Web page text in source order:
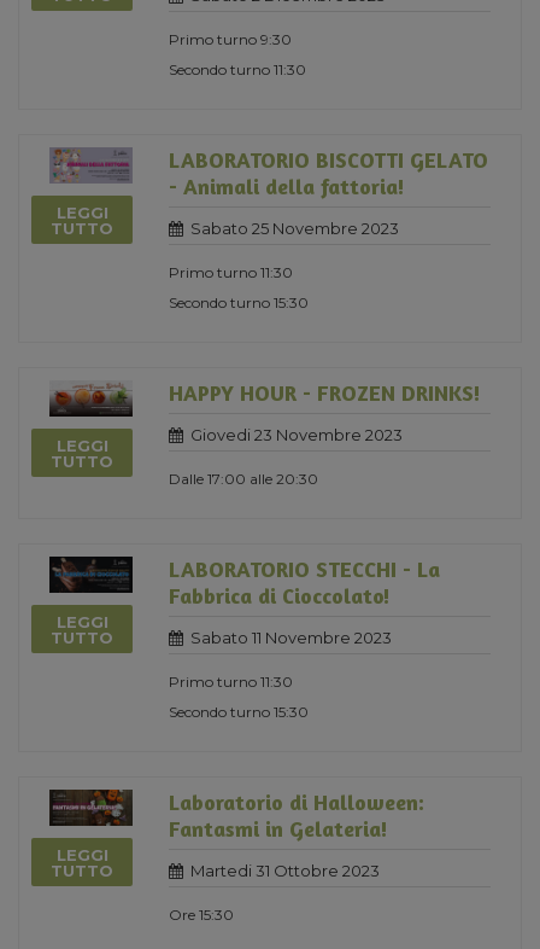
Primo turno 9:30
Secondo turno 11:30
LEGGI
TUTTO
LABORATORIO BISCOTTI GELATO
- Animali della fattoria!
Sabato 25 Novembre 2023
Primo turno 11:30
Secondo turno 15:30
LEGGI
TUTTO
HAPPY HOUR - FROZEN DRINKS!
Giovedi 23 Novembre 2023
Dalle 17:00 alle 20:30
LEGGI
TUTTO
LABORATORIO STECCHI - La
Fabbrica di Cioccolato!
Sabato 11 Novembre 2023
Primo turno 11:30
Secondo turno 15:30
LEGGI
TUTTO
Laboratorio di Halloween:
Fantasmi in Gelateria!
Martedi 31 Ottobre 2023
Ore 15:30